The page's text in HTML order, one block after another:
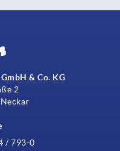
& Co. KG
2
/ 793-0